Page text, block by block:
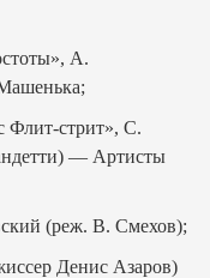
А.
Флит-стрит», С.
— Артисты
(реж. В. Смехов);
Денис Азаров)